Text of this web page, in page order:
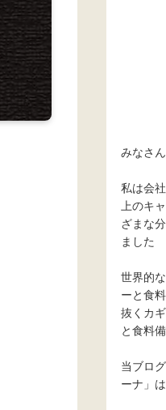
みなさ
私は会
上のキ
ざまな
ました
世界的
ーと食
抜くカ
と食料
当ブロ
ーナ」